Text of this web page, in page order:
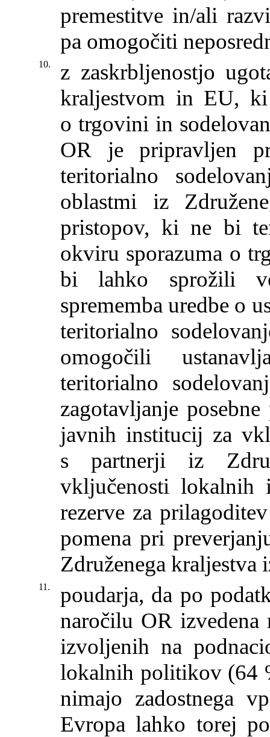
premestitve in/ali
pa omogočiti
10.
z zaskrbljenostjo
kraljestvom in EU,
o trgovini in
OR je pripravljen
teritorialno
oblastmi iz
pristopov, ki ne bi
okviru sporazuma o
bi lahko sprožili
sprememba uredbe o
teritorialno
omogočili
teritorialno
zagotavljanje
javnih institucij za
s partnerji iz
vključenosti lokalnih
rezerve za
pomena pri
Združenega kraljestva
11.
poudarja, da po
naročilu OR
izvoljenih na
lokalnih politikov (64
nimajo zadostnega
Evropa lahko torej